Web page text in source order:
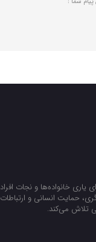
خانواده‌ها و نجات افراد
حمایت انسانی و ارتباطات
تلاش می‌کند.